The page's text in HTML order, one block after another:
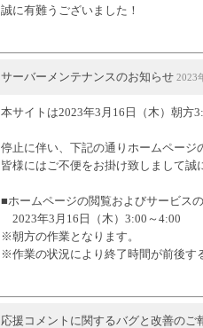
誠に有難うございました！
サーバーメンテナンスのお知らせ 2023
本サイトは2023年3月16日（木）朝方
停止に伴い、下記の通りホームペー
皆様にはご不便をお掛け致しまして
■ホームページの閲覧およびサービス
2023年3月16日（木）3:00～4:00
※朝方の作業となります。
※作業の状況により終了時間が前後す
応援コメントに関するバグと改善のご